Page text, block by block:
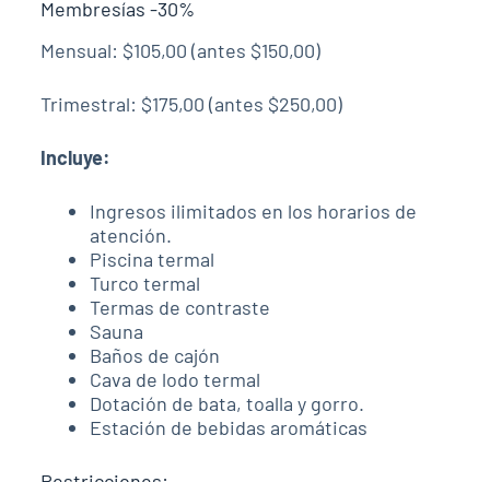
Membresías -30%
Mensual: $105,00 (antes $150,00)
Trimestral: $175,00 (antes $250,00)
Incluye:
Ingresos ilimitados en los horarios de
atención.
Piscina termal
Turco termal
Termas de contraste
Sauna
Baños de cajón
Cava de lodo termal
Dotación de bata, toalla y gorro.
Estación de bebidas aromáticas